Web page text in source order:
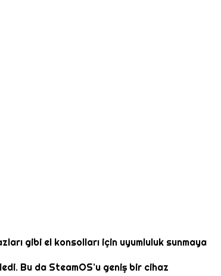
gibi el konsolları için uyumluluk sunmaya
Bu da SteamOS’u geniş bir cihaz